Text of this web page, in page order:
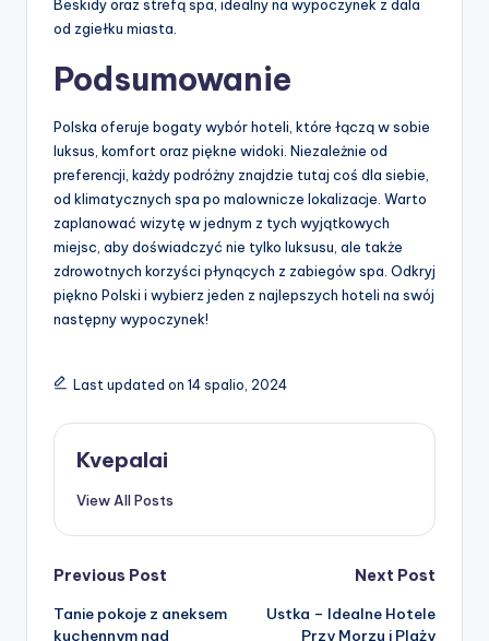
Beskidy oraz strefą spa, idealny na wypoczynek z dala
od zgiełku miasta.
Podsumowanie
Polska oferuje bogaty wybór hoteli, które łączą w sobie
luksus, komfort oraz piękne widoki. Niezależnie od
preferencji, każdy podróżny znajdzie tutaj coś dla siebie,
od klimatycznych spa po malownicze lokalizacje. Warto
zaplanować wizytę w jednym z tych wyjątkowych
miejsc, aby doświadczyć nie tylko luksusu, ale także
zdrowotnych korzyści płynących z zabiegów spa. Odkryj
piękno Polski i wybierz jeden z najlepszych hoteli na swój
następny wypoczynek!
Last updated on 14 spalio, 2024
Kvepalai
View All Posts
Post
navigation
Previous Post
Tanie pokoje z aneksem
kuchennym nad
Next Post
Ustka – Idealne Hotele
Przy Morzu i Plaży